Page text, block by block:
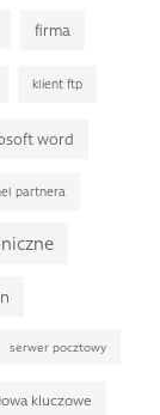
firma
klient ftp
word
partnera
serwer pocztowy
kluczowe